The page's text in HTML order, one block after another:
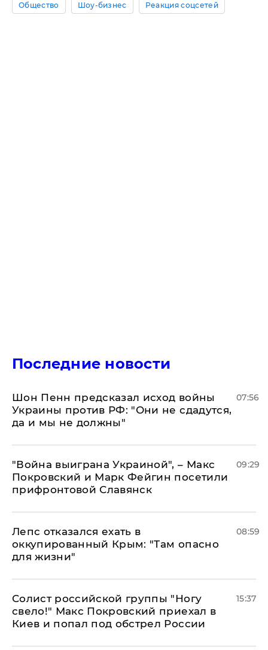
Общество Шоу-бизнес Реакция соцсетей
Последние новости
Шон Пенн предсказал исход войны
Украины против РФ: "Они не сдадутся,
да и мы не должны"
07:56
"Война выиграна Украиной", – Макс
Покровский и Марк Фейгин посетили
прифронтовой Славянск
09:29
Лепс отказался ехать в
оккупированный Крым: "Там опасно
для жизни"
08:59
Солист российской группы "Ногу
свело!" Макс Покровский приехал в
Киев и попал под обстрел России
15:37